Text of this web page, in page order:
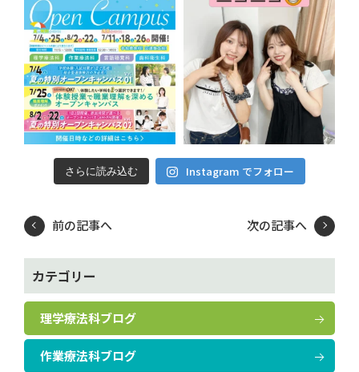
さらに読み込む Instagram でフォロー
前の記事へ 次の記事へ
カテゴリー
理学療法科ブログ
作業療法科ブログ